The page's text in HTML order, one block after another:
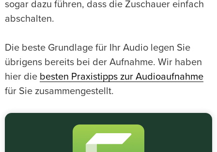
sogar dazu führen, dass die Zuschauer einfach
abschalten.
Die beste Grundlage für Ihr Audio legen Sie
übrigens bereits bei der Aufnahme. Wir haben
hier die besten Praxistipps zur Audioaufnahme
für Sie zusammengestellt.